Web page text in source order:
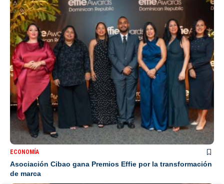
ECONOMÍA
Asociación Cibao gana Premios Effie por la transformación
de marca